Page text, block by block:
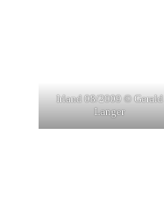
Irland 08/2009 © Gerald
Langer